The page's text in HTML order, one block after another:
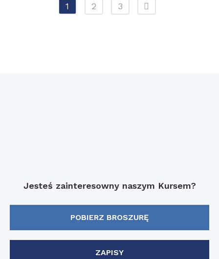
1 2 3
Jesteś zainteresowny naszym Kursem?
POBIERZ BROSZURĘ
ZAPISY